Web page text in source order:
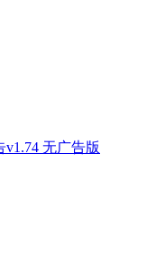
无广告版